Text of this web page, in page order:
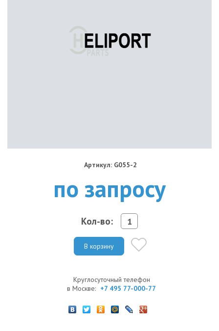
Артикул: G055-2
по запросу
Кол-во:
В корзину
Круглосуточный телефон
в Москве: +7 495 77-000-77